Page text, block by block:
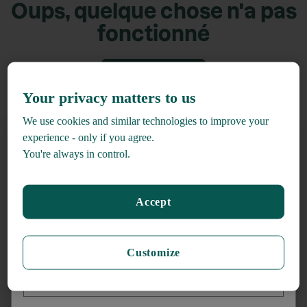
Oups, quelque chose n'a pas
fonctionné
Your privacy matters to us
We use cookies and similar technologies to improve your
experience - only if you agree.
You're always in control.
Customize
Accept
15% de rabais*
_______
Prénom